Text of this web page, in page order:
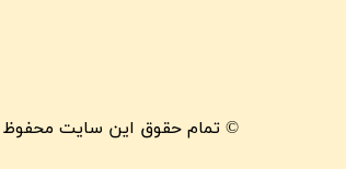
© تمام حقوق این سایت